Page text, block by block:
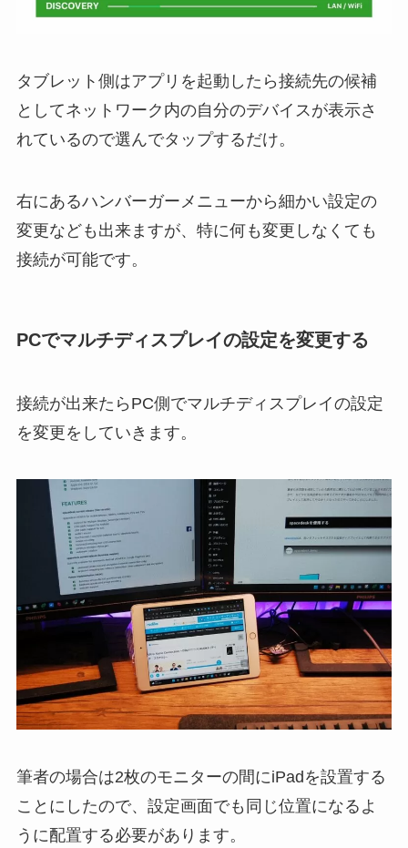
タブレット側はアプリを起動したら接続先の候補
としてネットワーク内の自分のデバイスが表示さ
れているので選んでタップするだけ。
右にあるハンバーガーメニューから細かい設定の
変更なども出来ますが、特に何も変更しなくても
接続が可能です。
PCでマルチディスプレイの設定を変更する
接続が出来たらPC側でマルチディスプレイの設定
を変更をしていきます。
筆者の場合は2枚のモニターの間にiPadを設置する
ことにしたので、設定画面でも同じ位置になるよ
うに配置する必要があります。